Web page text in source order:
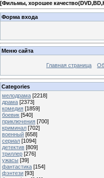
[Фильмы, хорошее
Форма входа
Меню сайта
Главная страница
Categories
мелодрама [2218]
драма [2373]
комедия [1859]
боевик [540]
приключения [700]
криминал [702]
военный [658]
сериал [1094]
детектив [809]
триллер [276]
ужасы [39]
фантастика [154]
фэнтези [93]